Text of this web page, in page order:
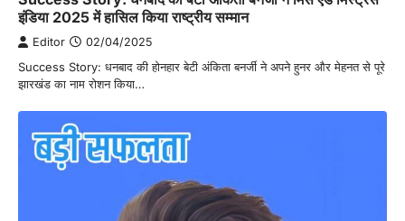
इंडिया 2025 में हासिल किया राष्ट्रीय सम्मान
Editor 02/04/2025
Success Story: धनबाद की होनहार बेटी अंकिता बनर्जी ने अपने हुनर और मेहनत से पूरे
झारखंड का नाम रोशन किया…